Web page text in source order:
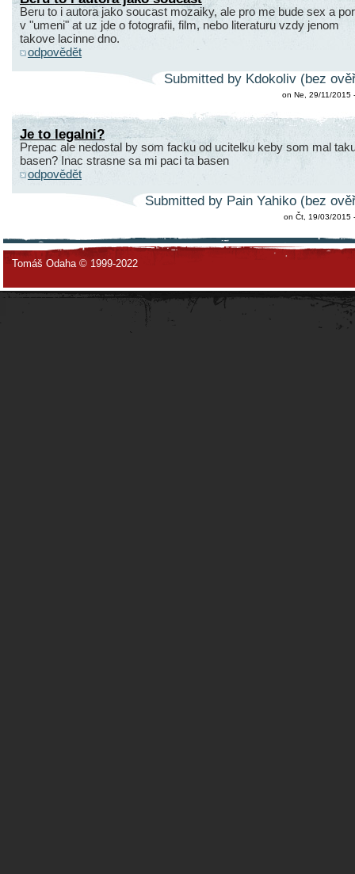
Beru to i autora jako soucast mozaiky, ale pro me bude sex a
v "umeni" at uz jde o fotografii, film, nebo literaturu vzdy jenom
takove lacinne dno.
odpovědět
Submitted by Kdokoliv (bez
on Ne, 29/11/2015
Je to legalni?
Prepac ale nedostal by som facku od ucitelku keby som mal
basen? Inac strasne sa mi paci ta basen
odpovědět
Submitted by Pain Yahiko (bez
on Čt, 19/03/2015
Tomáš Odaha © 1999-2022